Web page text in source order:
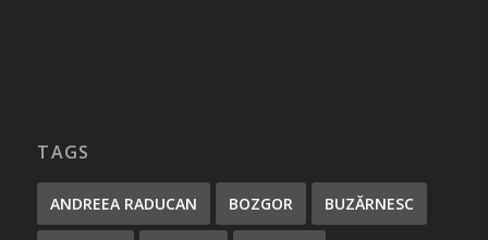
TAGS
ANDREEA RADUCAN BOZGOR BUZĂRNESC